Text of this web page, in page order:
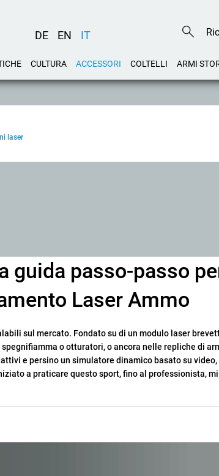
DE EN IT
CULTURA ACCESSORI COLTELLI ARMI
laser
guida passo-passo
Laser Ammo
sul mercato. Fondato su di un modulo laser
o otturatori, o ancora nelle repliche di
e persino un simulatore dinamico basato su video,
a praticare questo sport, fino al professionista,